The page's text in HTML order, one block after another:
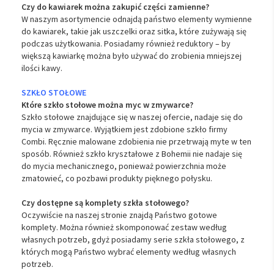
Czy do kawiarek można zakupić części zamienne?
W naszym asortymencie odnajdą państwo elementy wymienne
do kawiarek, takie jak uszczelki oraz sitka, które zużywają się
podczas użytkowania. Posiadamy również reduktory – by
większą kawiarkę można było używać do zrobienia mniejszej
ilości kawy.
SZKŁO STOŁOWE
Które szkło stołowe można myc w zmywarce?
Szkło stołowe znajdujące się w naszej ofercie, nadaje się do
mycia w zmywarce. Wyjątkiem jest zdobione szkło firmy
Combi. Ręcznie malowane zdobienia nie przetrwają myte w ten
sposób. Również szkło kryształowe z Bohemii nie nadaje się
do mycia mechanicznego, ponieważ powierzchnia może
zmatowieć, co pozbawi produkty pięknego połysku.
Czy dostępne są komplety szkła stołowego?
Oczywiście na naszej stronie znajdą Państwo gotowe
komplety. Można również skomponować zestaw według
własnych potrzeb, gdyż posiadamy serie szkła stołowego, z
których mogą Państwo wybrać elementy według własnych
potrzeb.